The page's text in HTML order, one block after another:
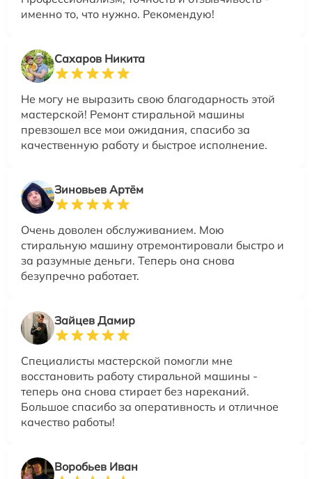
именно то, что нужно. Рекомендую!
Сахаров Никита
Не могу не выразить свою благодарность этой
мастерской! Ремонт стиральной машины
превзошел все мои ожидания, спасибо за
качественную работу и быстрое исполнение.
Зиновьев Артём
Очень доволен обслуживанием. Мою
стиральную машину отремонтировали быстро и
за разумные деньги. Теперь она снова
безупречно работает.
Зайцев Дамир
Специалисты мастерской помогли мне
восстановить работу стиральной машины -
теперь она снова стирает без нареканий.
Большое спасибо за оперативность и отличное
качество работы!
Воробьев Иван